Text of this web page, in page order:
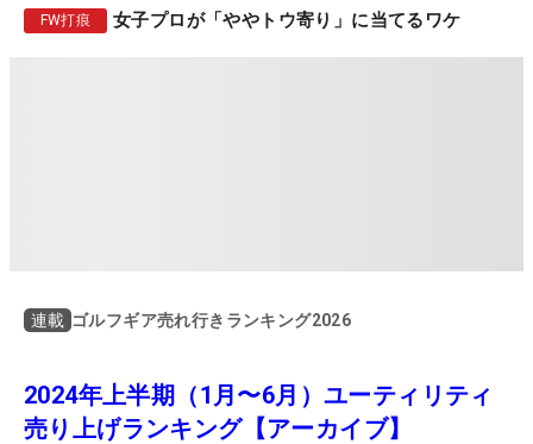
FW打痕 女子プロが「ややトウ寄り」に当てるワケ
連載 ゴルフギア売れ行きランキング2026
2024年上半期（1月〜6月）ユーティリティ
売り上げランキング【アーカイブ】